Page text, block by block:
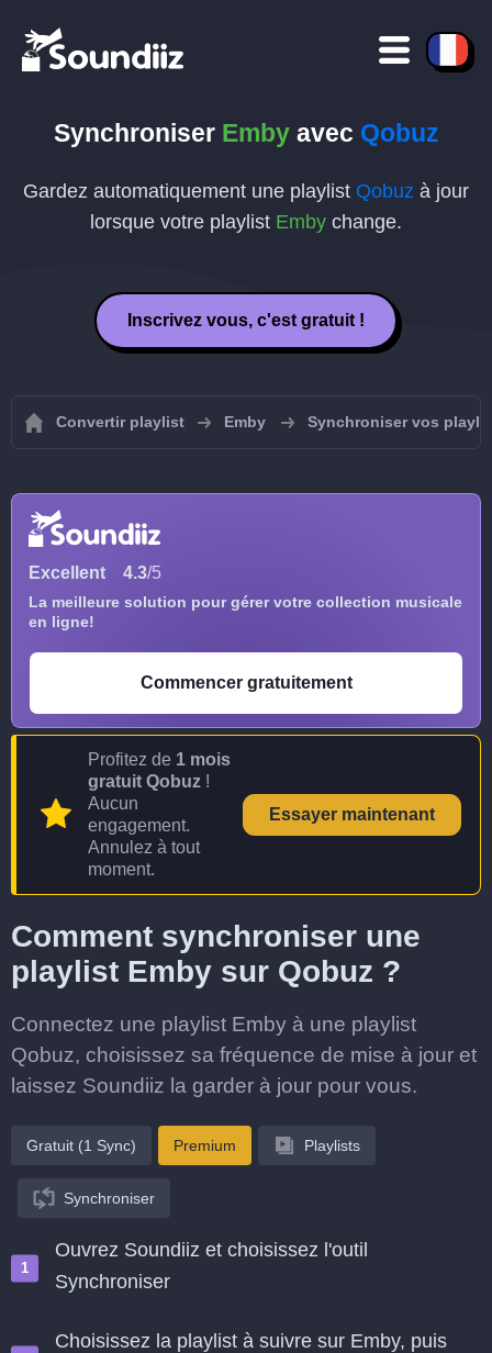
Synchroniser Embyavec Qobuz
Gardez automatiquement une playlist Qobuz à jour
lorsque votre playlist Emby change.
Inscrivez vous, c'est gratuit !
Convertir playlist Emby Synchroniser vos
Excellent 4.3/5
La meilleure solution pour gérer votre collection musicale
en ligne!
Commencer gratuitement
Profitez de 1 mois
gratuit Qobuz !
Aucun
engagement.
Annulez à tout
moment.
Essayer maintenant
Comment synchroniser une
playlist Emby sur Qobuz ?
Connectez une playlist Emby à une playlist
Qobuz, choisissez sa fréquence de mise à jour et
laissez Soundiiz la garder à jour pour vous.
Gratuit (1 Sync) Premium Playlists
Synchroniser
Ouvrez Soundiiz et choisissez l'outil
Synchroniser
Choisissez la playlist à suivre sur Emby, puis